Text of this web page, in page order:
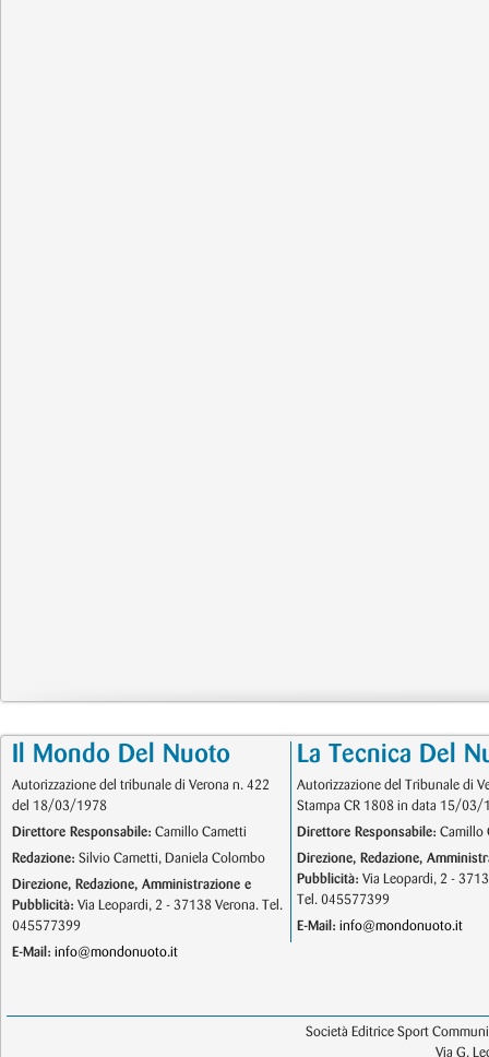
Il Mondo Del Nuoto
Autorizzazione del tribunale di Verona n. 422
del 18/03/1978
Direttore Responsabile: Camillo Cametti
Redazione: Silvio Cametti, Daniela Colombo
Direzione, Redazione, Amministrazione e
Pubblicità: Via Leopardi, 2 - 37138 Verona. Tel.
045577399
E-Mail: info@mondonuoto.it
La Tecnica Del
Autorizzazione del Tribunale di
Stampa CR 1808 in data 15/03/
Direttore Responsabile: Camillo
Direzione, Redazione,
Pubblicità: Via Leopardi, 2 -
Tel. 045577399
E-Mail: info@mondonuoto.it
Società Editrice Sport
Via G.